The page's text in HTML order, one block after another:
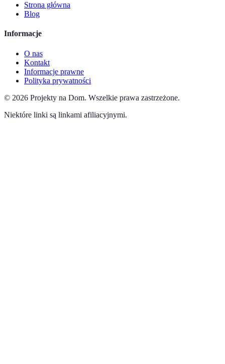
Strona główna
Blog
Informacje
O nas
Kontakt
Informacje prawne
Polityka prywatności
© 2026 Projekty na Dom. Wszelkie prawa zastrzeżone.
Niektóre linki są linkami afiliacyjnymi.